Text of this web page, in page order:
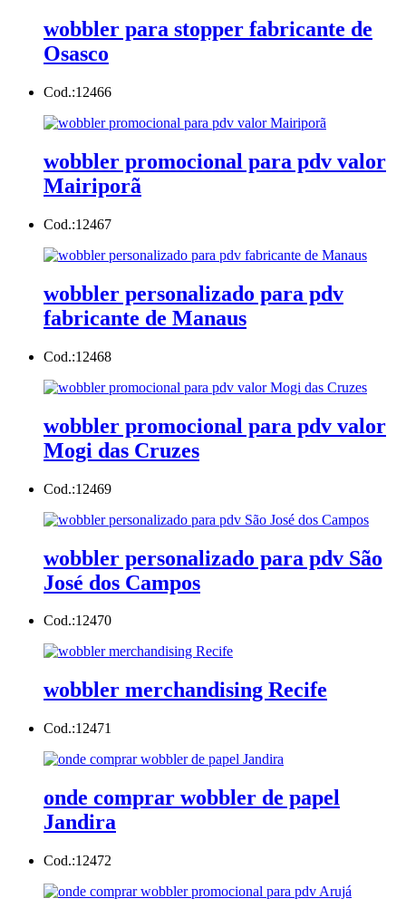
wobbler para stopper fabricante de
Osasco
Cod.:12466
wobbler promocional para pdv valor
Mairiporã
Cod.:12467
wobbler personalizado para pdv
fabricante de Manaus
Cod.:12468
wobbler promocional para pdv valor
Mogi das Cruzes
Cod.:12469
wobbler personalizado para pdv São
José dos Campos
Cod.:12470
wobbler merchandising Recife
Cod.:12471
onde comprar wobbler de papel
Jandira
Cod.:12472